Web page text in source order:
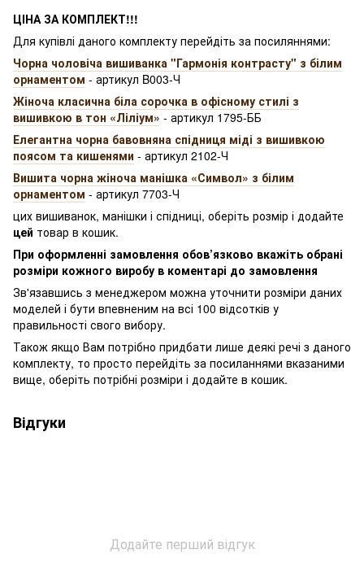
ЦІНА ЗА КОМПЛЕКТ!!!
Для купівлі даного комплекту перейдіть за посиляннями:
Чорна чоловіча вишиванка "Гармонія контрасту" з білим
орнаментом - артикул B003-Ч
Жіноча класична біла сорочка в офісному стилі з
вишивкою в тон «Ліліум» - артикул 1795-ББ
Елегантна чорна бавовняна спідниця міді з вишивкою
поясом та кишенями - артикул 2102-Ч
Вишита чорна жіноча манішка «Символ» з білим
орнаментом - артикул 7703-Ч
цих вишиванок, манішки і спідниці, оберіть розмір і додайте
цей товар в кошик.
При оформленні замовлення обов’язково вкажіть обрані
розміри кожного виробу в коментарі до замовлення
Зв'язавшись з менеджером можна уточнити розміри даних
моделей і бути впевненим на всі 100 відсотків у
правильності свого вибору.
Також якщо Вам потрібно придбати лише деякі речі з даного
комплекту, то просто перейдіть за посиланнями вказаними
вище, оберіть потрібні розміри і додайте в кошик.
Відгуки
Додайте перший відгук